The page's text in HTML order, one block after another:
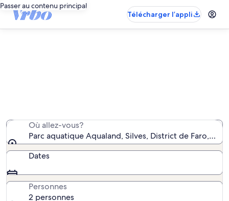
Passer au contenu principal
Télécharger l’appli
Où allez-vous?
Parc aquatique Aqualand, Silves, District de Faro,
Dates
Personnes
2 personnes